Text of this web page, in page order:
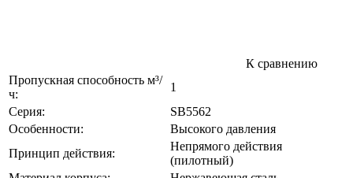
К сравнению
Пропускная способность м³/
ч:
1
Серия:
SB5562
Особенности:
Высокого давления
Принцип действия:
Непрямого действия
(пилотный)